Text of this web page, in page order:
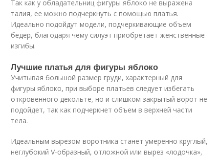
Так как у обладательниц фигуры яблоко не выражена
талия, ее можно подчеркнуть с помощью платья.
Идеально подойдут модели, подчеркивающие объем
бедер, благодаря чему силуэт приобретает женственные
изгибы.
Лучшие платья для фигуры яблоко
Учитывая большой размер груди, характерный для
фигуры яблоко, при выборе платьев следует избегать
откровенного декольте, но и слишком закрытый ворот не
подойдет, так как подчеркнет объем в верхней части
тела.
Идеальным вырезом воротника станет умеренно круглый,
неглубокий V-образный, отложной или вырез «лодочка»,